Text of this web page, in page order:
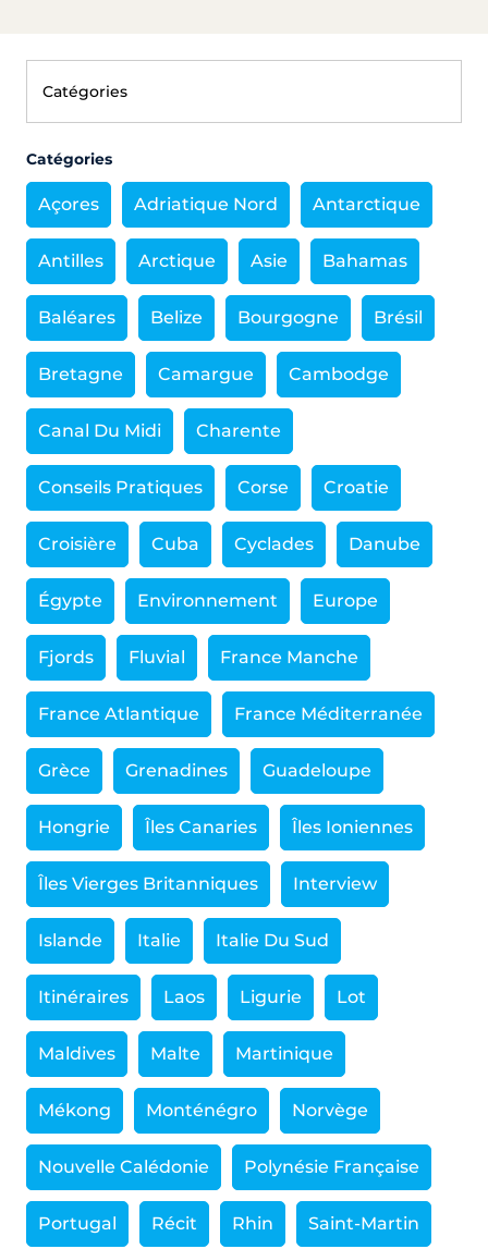
Catégories
Açores Adriatique Nord Antarctique
Antilles Arctique Asie Bahamas
Baléares Belize Bourgogne Brésil
Bretagne Camargue Cambodge
Canal Du Midi Charente
Conseils Pratiques Corse Croatie
Croisière Cuba Cyclades Danube
Égypte Environnement Europe
Fjords Fluvial France Manche
France Atlantique France Méditerranée
Grèce Grenadines Guadeloupe
Hongrie Îles Canaries Îles Ioniennes
Îles Vierges Britanniques Interview
Islande Italie Italie Du Sud
Itinéraires Laos Ligurie Lot
Maldives Malte Martinique
Mékong Monténégro Norvège
Nouvelle Calédonie Polynésie Française
Portugal Récit Rhin Saint-Martin